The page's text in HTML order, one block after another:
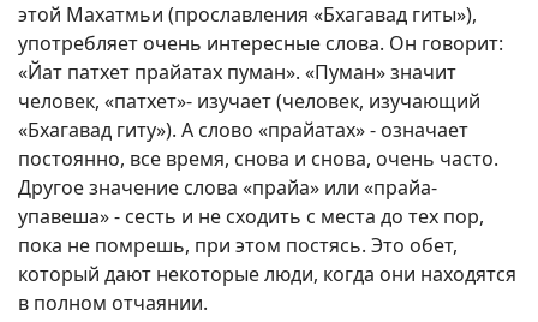
этой Махатмьи (прославления «Бхагавад гиты»),
употребляет очень интересные слова. Он говорит:
«Йат патхет прайатах пуман». «Пуман» значит
человек, «патхет»- изучает (человек, изучающий
«Бхагавад гиту»). А слово «прайатах» - означает
постоянно, все время, снова и снова, очень часто.
Другое значение слова «прайа» или «прайа-
упавеша» - сесть и не сходить с места до тех пор,
пока не помрешь, при этом постясь. Это обет,
который дают некоторые люди, когда они находятся
в полном отчаянии.